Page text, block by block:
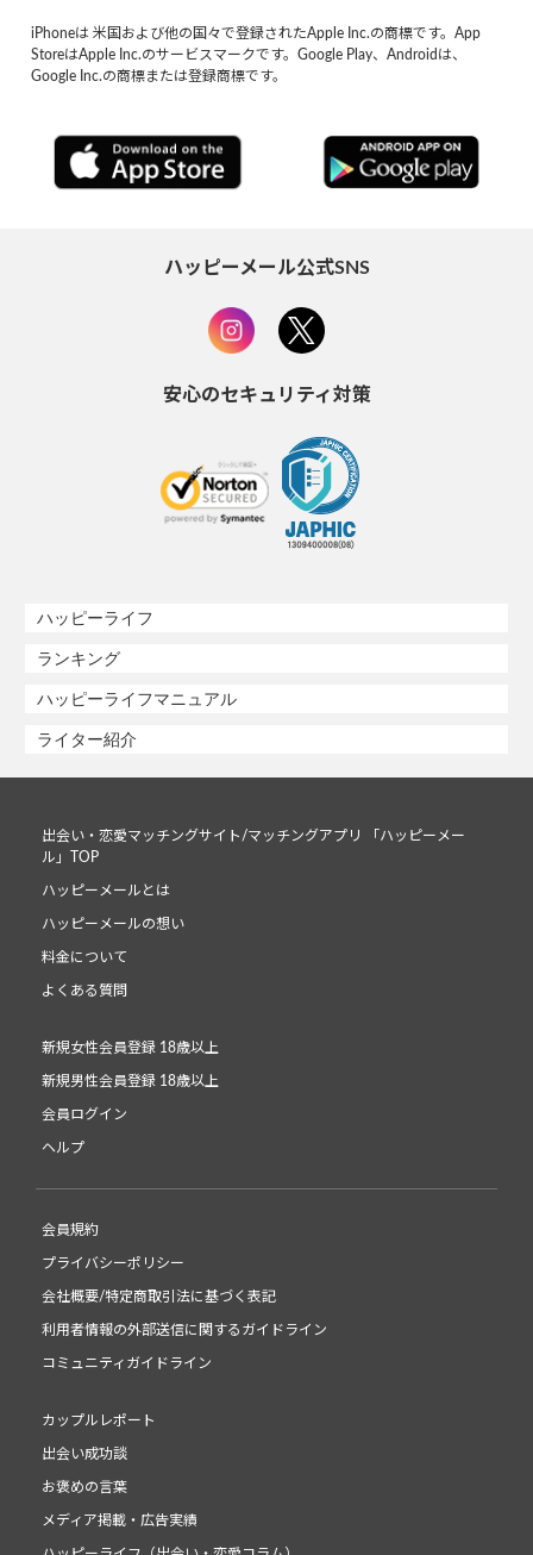
iPhoneは 米国および他の国々で登録されたApple Inc.の商標です。App
StoreはApple Inc.のサービスマークです。Google Play、Androidは、
Google Inc.の商標または登録商標です。
ハッピーメール公式SNS
安心のセキュリティ対策
ハッピーライフ
ランキング
ハッピーライフマニュアル
ライター紹介
出会い・恋愛マッチングサイト/マッチングアプリ 「ハッピーメー
ル」TOP
ハッピーメールとは
ハッピーメールの想い
料金について
よくある質問
新規女性会員登録 18歳以上
新規男性会員登録 18歳以上
会員ログイン
ヘルプ
会員規約
プライバシーポリシー
会社概要/特定商取引法に基づく表記
利用者情報の外部送信に関するガイドライン
コミュニティガイドライン
カップルレポート
出会い成功談
お褒めの言葉
メディア掲載・広告実績